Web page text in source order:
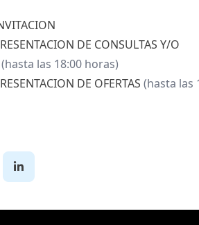
DE CONSULTAS Y/O
(hasta las 18:00 horas)
DE OFERTAS (hasta las